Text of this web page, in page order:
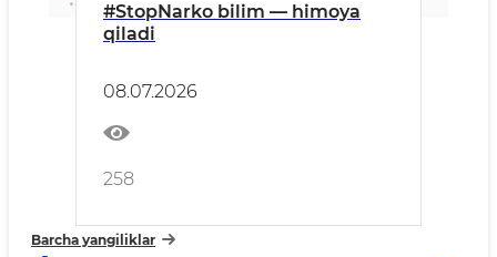
#StopNarko bilim — himoya
qiladi
08.07.2026
258
Barcha yangiliklar